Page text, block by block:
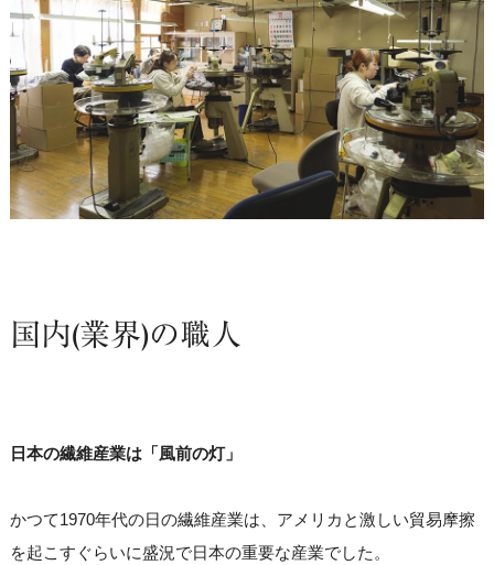
国内(業界)の職人
日本の繊維産業は「風前の灯」
かつて1970年代の日の繊維産業は、アメリカと激しい貿易摩擦
を起こすぐらいに盛況で日本の重要な産業でした。